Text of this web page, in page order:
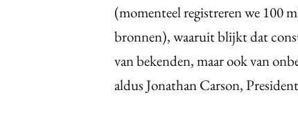
(momenteel registreren we 100
bronnen), waaruit blijkt dat
van bekenden, maar ook van
aldus Jonathan Carson,